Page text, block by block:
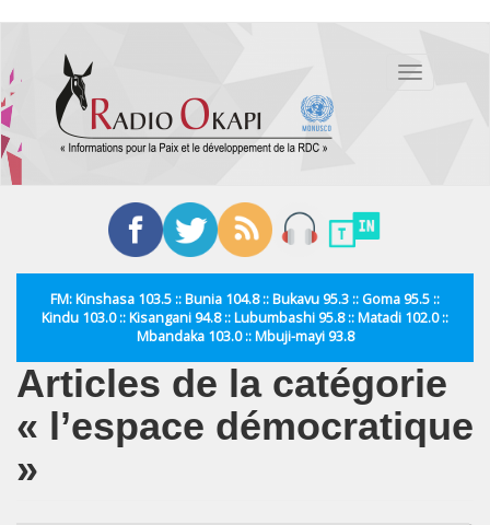
contenu
principal
Toggle
FM: Kinshasa 103.5 :: Bunia 104.8 :: Bukavu 95.3 :: Goma 95.5 ::
Kindu 103.0 :: Kisangani 94.8 :: Lubumbashi 95.8 :: Matadi 102.0 ::
Mbandaka 103.0 :: Mbuji-mayi 93.8
Articles de la catégorie
« l’espace démocratique
»